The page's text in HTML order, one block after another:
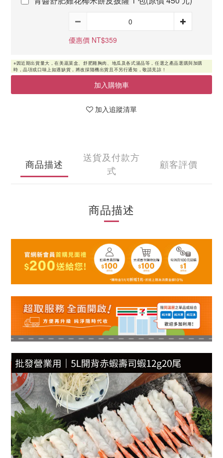
優惠價 NT$359
加入購物車
加入追蹤清單
商品描述
送貨及付款方
式
顧客評價
商品描述